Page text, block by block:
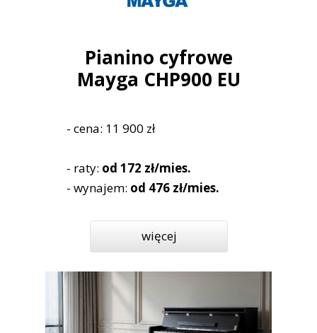
więcej
Pianino cyfrowe
Mayga CHP900 EU
- cena: 11 900 zł
- raty: od 172 zł/mies.
- wynajem: od 476 zł/mies.